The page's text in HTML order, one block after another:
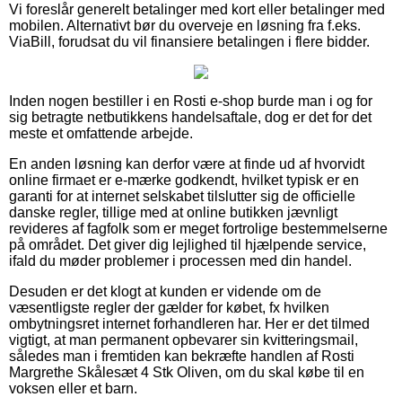
Vi foreslår generelt betalinger med kort eller betalinger med
mobilen. Alternativt bør du overveje en løsning fra f.eks.
ViaBill, forudsat du vil finansiere betalingen i flere bidder.
Inden nogen bestiller i en Rosti e-shop burde man i og for
sig betragte netbutikkens handelsaftale, dog er det for det
meste et omfattende arbejde.
En anden løsning kan derfor være at finde ud af hvorvidt
online firmaet er e-mærke godkendt, hvilket typisk er en
garanti for at internet selskabet tilslutter sig de officielle
danske regler, tillige med at online butikken jævnligt
revideres af fagfolk som er meget fortrolige bestemmelserne
på området. Det giver dig lejlighed til hjælpende service,
ifald du møder problemer i processen med din handel.
Desuden er det klogt at kunden er vidende om de
væsentligste regler der gælder for købet, fx hvilken
ombytningsret internet forhandleren har. Her er det tilmed
vigtigt, at man permanent opbevarer sin kvitteringsmail,
således man i fremtiden kan bekræfte handlen af Rosti
Margrethe Skålesæt 4 Stk Oliven, om du skal købe til en
voksen eller et barn.